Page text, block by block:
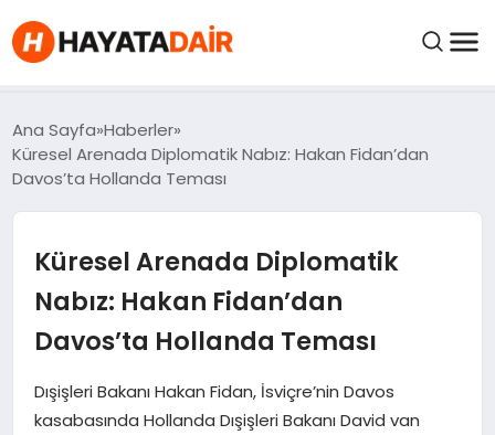
FIYATLAR
HABERLER
İNCELEMELER
KIMDIR?
Ana Sayfa Haberler
Küresel Arenada Diplomatik Nabız: Hakan Fidan’dan
Davos’ta Hollanda Teması
Küresel Arenada Diplomatik
Nabız: Hakan Fidan’dan
Davos’ta Hollanda Teması
Dışişleri Bakanı Hakan Fidan, İsviçre’nin Davos
kasabasında Hollanda Dışişleri Bakanı David van